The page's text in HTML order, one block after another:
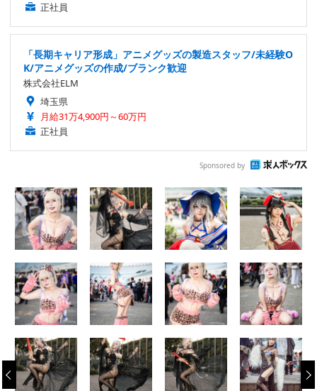
正社員
「長期キャリア形成」アニメグッズの製造スタッフ/未経験O
K/アニメグッズの作成/ブランク歓迎
株式会社ELM
埼玉県
月給31万4,900円～60万円
正社員
Sponsored by
‹